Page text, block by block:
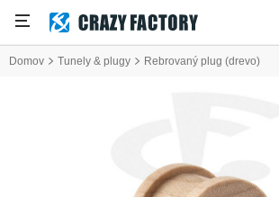
Domov Tunely & plugy Rebrovaný plug (drevo)